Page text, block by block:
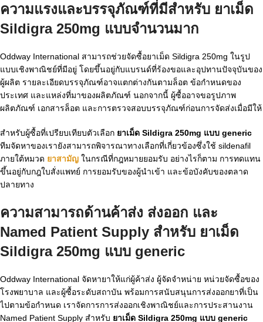
ความแรงและบรรจุภัณฑ์ที่มีสำหรับ ยาเม็ด
Sildigra 250mg แบบจำนวนมาก
Oddway International สามารถช่วยจัดซื้อยาเม็ด Sildigra 250mg ในรูป
แบบเชิงพาณิชย์ที่มีอยู่ โดยขึ้นอยู่กับแบรนด์ที่ร้องขอและอุปทานปัจจุบันของ
ผู้ผลิต รายละเอียดบรรจุภัณฑ์อาจแตกต่างกันตามล็อต ข้อกำหนดของ
ประเทศ และแหล่งที่มาของผลิตภัณฑ์ นอกจากนี้ ผู้ซื้ออาจขอรูปภาพ
ผลิตภัณฑ์ เอกสารล็อต และการตรวจสอบบรรจุภัณฑ์ก่อนการจัดส่งเมื่อมีให้
สำหรับผู้ซื้อที่เปรียบเทียบตัวเลือก ยาเม็ด Sildigra 250mg แบบ generic
ทีมจัดหาของเรายังสามารถพิจารณาทางเลือกที่เกี่ยวข้องซึ่งใช้ sildenafil
ภายใต้หมวด ยาสามัญ ในกรณีที่กฎหมายยอมรับ อย่างไรก็ตาม การทดแทน
ขึ้นอยู่กับกฎใบสั่งแพทย์ การยอมรับของผู้นำเข้า และข้อบังคับของตลาด
ปลายทาง
ความสามารถด้านค้าส่ง ส่งออก และ
Named Patient Supply สำหรับ ยาเม็ด
Sildigra 250mg แบบ generic
Oddway International จัดหายาให้แก่ผู้ค้าส่ง ผู้จัดจำหน่าย หน่วยจัดซื้อของ
โรงพยาบาล และผู้ซื้อระดับสถาบัน พร้อมการสนับสนุนการส่งออกยาที่เป็น
ไปตามข้อกำหนด เราจัดการการส่งออกเชิงพาณิชย์และการประสานงาน
Named Patient Supply สำหรับ ยาเม็ด Sildigra 250mg แบบ generic